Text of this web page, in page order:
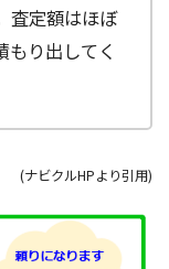
査定額はほぼ
もり出してく
(ナビクルHPより引用)